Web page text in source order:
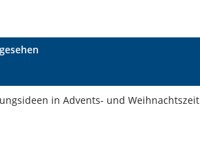
in Advents- und Weihnachtszeit